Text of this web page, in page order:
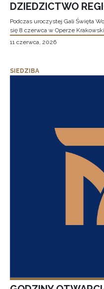
DZIEDZICTWO
Podczas uroczystej Gali Święta
się 8 czerwca w Operze
11 czerwca, 2026
SIEDZIBA